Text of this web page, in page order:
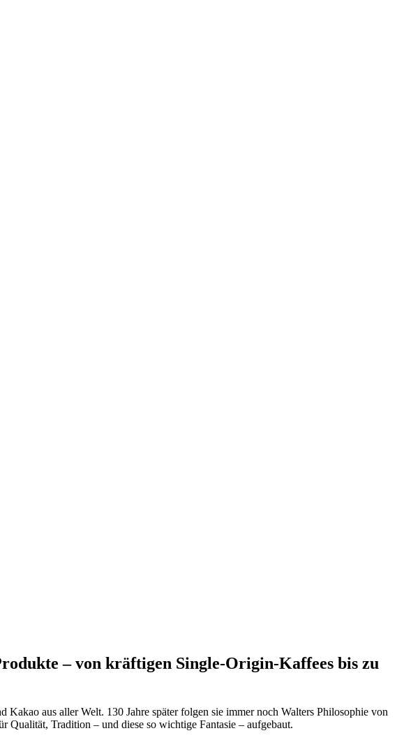
– von kräftigen Single-Origin-Kaffees bis zu
aus aller Welt. 130 Jahre später folgen sie immer noch Walters Philosophie von
Qualität, Tradition – und diese so wichtige Fantasie – aufgebaut.